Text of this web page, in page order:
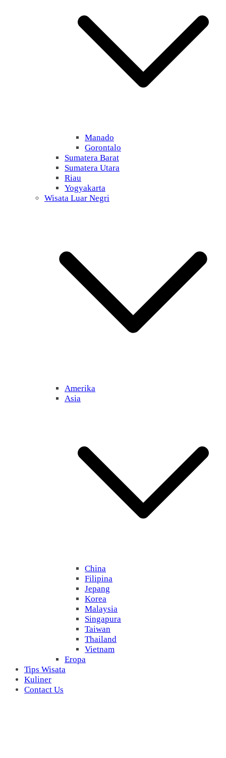
Manado
Gorontalo
Sumatera Barat
Sumatera Utara
Riau
Yogyakarta
Wisata Luar Negri
Amerika
Asia
China
Filipina
Jepang
Korea
Malaysia
Singapura
Taiwan
Thailand
Vietnam
Eropa
Tips Wisata
Kuliner
Contact Us